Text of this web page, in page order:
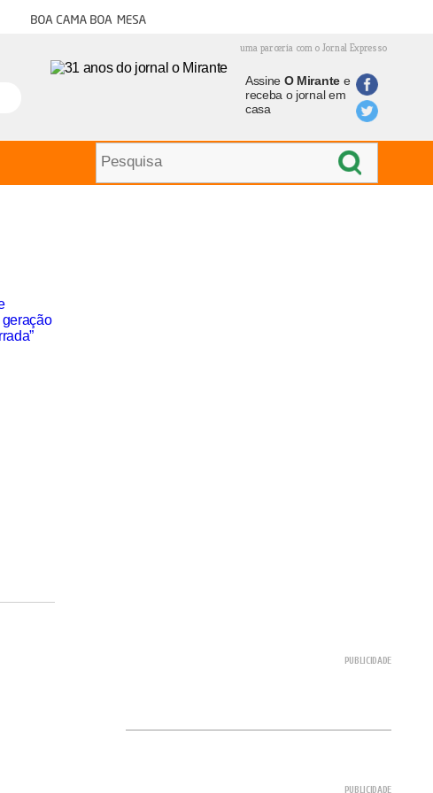
Boa cama boa mesa
uma parceria com o Jornal Expresso
Assine O Mirantee
receba o jornal em
casa